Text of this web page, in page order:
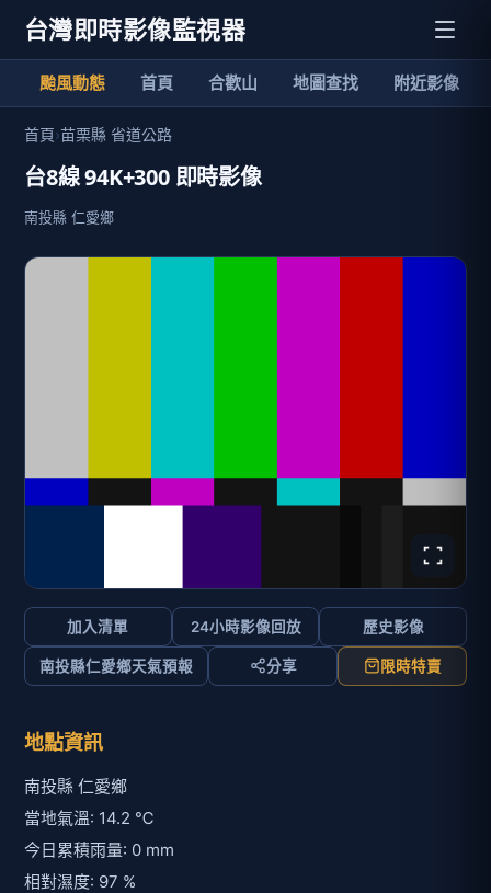
台灣即時影像監視器
颱風動態 首頁 合歡山 地圖查找 附近影像
首頁›苗栗縣 省道公路
台8線 94K+300 即時影像
南投縣 仁愛鄉
加入清單 24小時影像回放 歷史影像
南投縣仁愛鄉天氣預報 分享 限時特賣
地點資訊
南投縣 仁愛鄉
當地氣溫: 14.2 ℃
今日累積雨量: 0 mm
相對濕度: 97 %